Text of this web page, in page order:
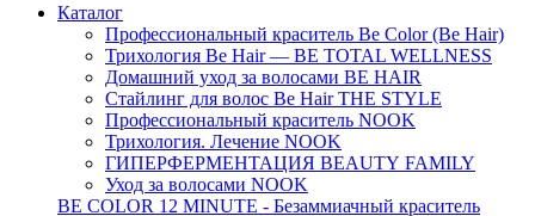
Каталог
Профессиональный краситель Be Color (Be Hair)
Трихология Be Hair — BE TOTAL WELLNESS
Домашний уход за волосами BE HAIR
Стайлинг для волос Be Hair THE STYLE
Профессиональный краситель NOOK
Трихология. Лечение NOOK
ГИПЕРФЕРМЕНТАЦИЯ BEAUTY FAMILY
Уход за волосами NOOK
BE COLOR 12 MINUTE - Безаммиачный краситель